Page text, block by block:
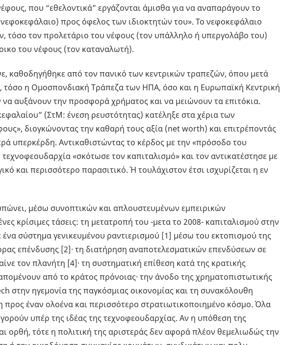
που “εθελοντικά” εργάζονται άμισθα για να αναπαράγουν το
προς όφελος των ιδιοκτητών του». Το νεφοκεφάλαιο
τόσο τον προλετάριο του νέφους (τον υπάλληλο ή υπεργολάβο του)
του νέφους (τον καταναλωτή).
καθοδηγήθηκε από τον πανικό των κεντρικών τραπεζών, όπου μετά
τόσο η Ομοσπονδιακή Τράπεζα των ΗΠΑ, όσο και η Ευρωπαϊκή Κεντρική
αυξάνουν την προσφορά χρήματος και να μειώνουν τα επιτόκια.
(ΣτΜ: ένεση ρευστότητας) κατέληξε στα χέρια των
διογκώνοντας την καθαρή τους αξία (net worth) και επιτρέποντάς
υπερκέρδη. Αντικαθιστώντας το κέρδος με την «πρόσοδο του
«σκότωσε τον καπιταλισμό» και τον αντικατέστησε με
και περισσότερο παρασιτικό. Ή τουλάχιστον έτσι ισχυρίζεται η εν
μέσω συνοπτικών και απλουστευμένων εμπειρικών
κρίσιμες τάσεις: τη μετατροπή του -μετα το 2008- καπιταλισμού στην
σύστημα γενικευμένου ραντιερισμού [1] μέσω του εκτοπισμού της
επένδυσης [2]· τη διατήρηση αναποτελεσματικών επενδύσεων σε
τον πλανήτη [4]· τη συστηματική επίθεση κατά της κρατικής
από το κράτος πρόνοιας· την άνοδο της χρηματοπιστωτικής
στην ηγεμονία της παγκόσμιας οικονομίας και τη συνακόλουθη
προς έναν ολοένα και περισσότερο στρατιωτικοποιημένο κόσμο. Όλα
υπέρ της ιδέας της τεχνοφεουδαρχίας. Αν η υπόθεση της
ορθή, τότε η πολιτική της αριστεράς δεν αφορά πλέον θεμελιωδώς την